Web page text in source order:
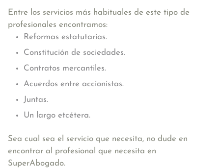
Entre los servicios más habituales de este tipo de
profesionales encontramos:
Reformas estatutarias.
Constitución de sociedades.
Contratos mercantiles.
Acuerdos entre accionistas.
Juntas.
Un largo etcétera.
Sea cual sea el servicio que necesita, no dude en
encontrar al profesional que necesita en
SuperAbogado.